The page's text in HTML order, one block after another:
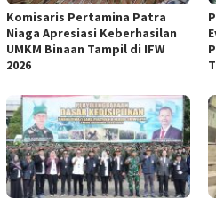
Komisaris Pertamina Patra
Niaga Apresiasi Keberhasilan
UMKM Binaan Tampil di IFW
2026